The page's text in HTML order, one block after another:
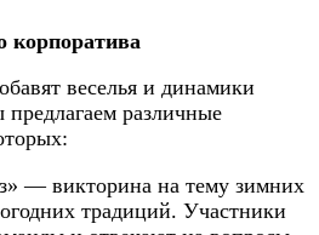
корпоратива
веселья и динамики
различные
— викторина на тему зимних
традиций. Участники